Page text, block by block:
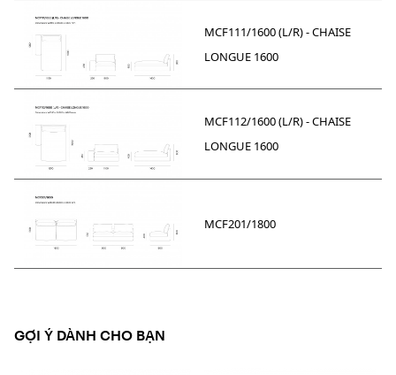
MCF111/1600 (L/R) - CHAISE
LONGUE 1600
MCF112/1600 (L/R) - CHAISE
LONGUE 1600
MCF201/1800
GỢI Ý DÀNH CHO BẠN